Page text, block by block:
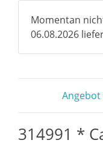
Momentan
06.08.2026
Angebot
314991 *